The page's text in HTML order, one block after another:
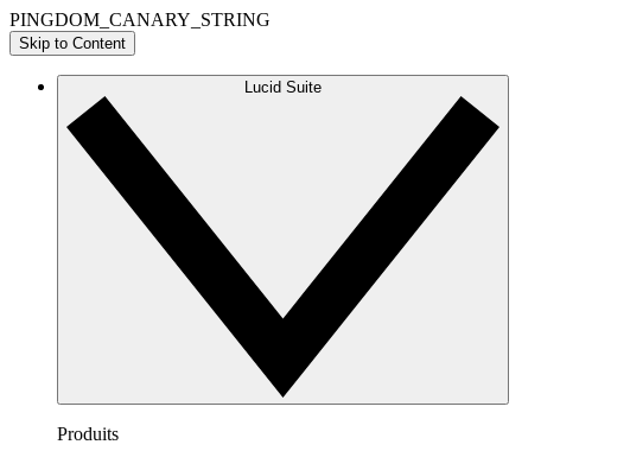
PINGDOM_CANARY_STRING
Skip to Content
Lucid Suite
Produits